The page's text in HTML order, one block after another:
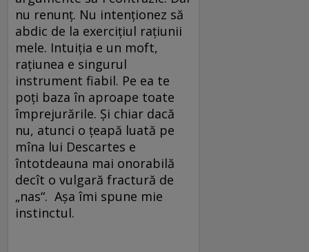
nu renunț. Nu intenționez să
abdic de la exercițiul rațiunii
mele. Intuiția e un moft,
rațiunea e singurul
instrument fiabil. Pe ea te
poți baza în aproape toate
împrejurările. Și chiar dacă
nu, atunci o țeapă luată pe
mîna lui Descartes e
întotdeauna mai onorabilă
decît o vulgară fractură de
„nas“. Așa îmi spune mie
instinctul.